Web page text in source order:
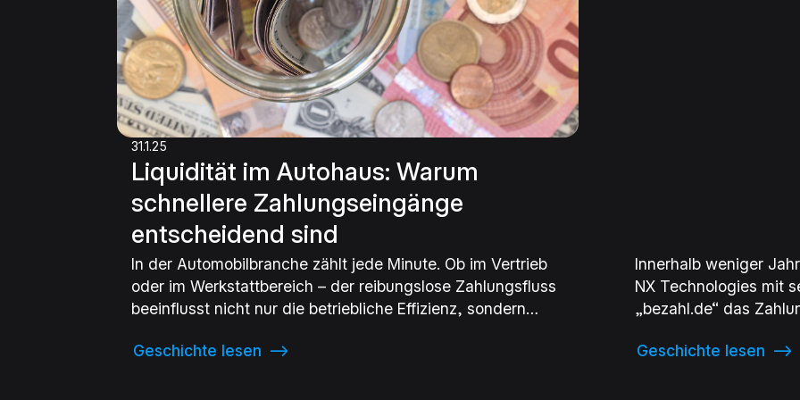
31.1.25
Liquidität im Autohaus: Warum
schnellere Zahlungseingänge
entscheidend sind
In der Automobilbranche zählt jede Minute. Ob im Vertrieb
oder im Werkstattbereich – der reibungslose Zahlungsfluss
beeinflusst nicht nur die betriebliche Effizienz, sondern
die oft hohe Vorlaufkosten für Fahrzeuge oder Ersatzteile
Geschichte lesen ⟶
Innerhalb weniger
NX Technologies mit
„bezahl.de“ das
startete das FinTech
Geschichte lesen ⟶